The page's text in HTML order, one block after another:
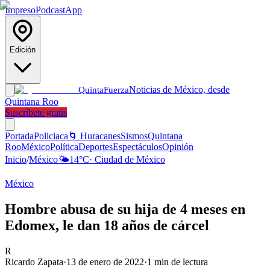
ImpresoPodcastApp
Edición
QuintaFuerzaNoticias de México, desde
Quintana Roo
Suscríbete gratis
PortadaPoliciaca 🌀 HuracanesSismosQuintana
RooMéxicoPolíticaDeportesEspectáculosOpinión
Inicio/México🌤️14°C· Ciudad de México
México
Hombre abusa de su hija de 4 meses en
Edomex, le dan 18 años de cárcel
R
Ricardo Zapata·13 de enero de 2022·1 min de lectura